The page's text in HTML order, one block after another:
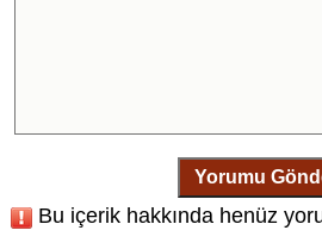
Yorumu
Bu içerik hakkında henüz